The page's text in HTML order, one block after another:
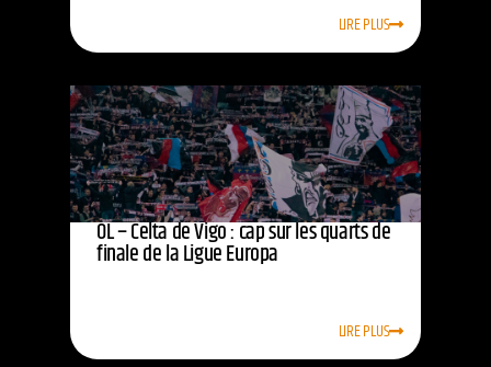
LIRE PLUS
OL – Celta de Vigo : cap sur les quarts de
finale de la Ligue Europa
LIRE PLUS